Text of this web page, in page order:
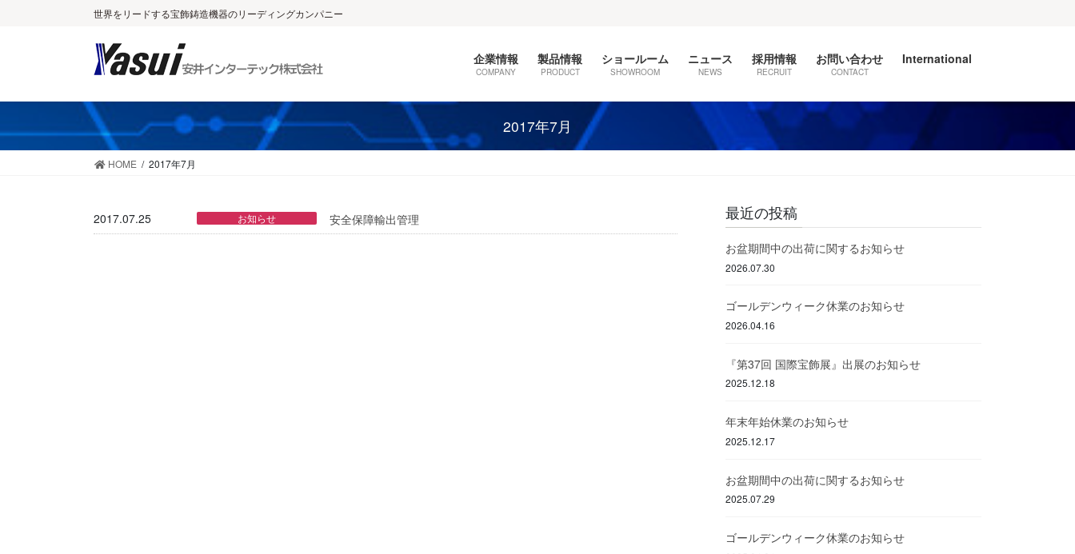
に
ョ
世界をリードする宝飾鋳造機器のリーディングカンパニー
企業情報
COMPANY
製品情報
PRODUCT
ショールーム
SHOWROOM
ニュース
NEWS
採用情報
RECRUIT
お問い合わせ
CONTACT
International
2017年7月
HOME 2017年7月
2017.07.25 お知らせ 安全保障輸出管理 最近の投稿
お盆期間中の出荷に関するお知らせ
2026.07.30
ゴールデンウィーク休業のお知らせ
2026.04.16
『第37回 国際宝飾展』出展のお知らせ
2025.12.18
年末年始休業のお知らせ
2025.12.17
お盆期間中の出荷に関するお知らせ
2025.07.29
ゴールデンウィーク休業のお知らせ